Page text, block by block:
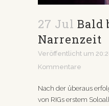
27 Jul Bald
Narrenzeit
Veröffentlicht um
Kommentare
Nach der überaus
von RIGs erstem